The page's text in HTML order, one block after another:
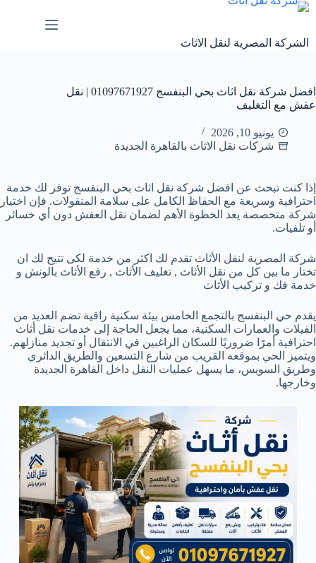
التجاوز
الشركة المصرية لنقل الاثاث
افضل شركة نقل اثاث بحي البنفسج 01097671927 | نقل
عفش مع التغليف
يونيو 10, 2026
شركات نقل الاثاث بالقاهرة الجديدة
إذا كنت تبحث عن افضل شركة نقل اثاث بحي البنفسج توفر لك خدمة
احترافية وسريعة مع الحفاظ الكامل على سلامة المنقولات. فإن اختيار
شركة متخصصة يعد الخطوة الأهم لضمان نقل العفش دون أي خسائر
أو تلفيات.
شركة المصرية لنقل الأثاث تقدم لك اكثر من خدمة لكى تتيح لك ان
تختار ما بين كل من نقل الأثاث , تغليف الأثاث , رفع الأثاث بالونش و
خدمة فك و تركيب الأثاث
يقدم حي البنفسج بالتجمع الخامس بيئة سكنية راقية تضم العديد من
الفيلات والعمارات السكنية، مما يجعل الحاجة إلى خدمات نقل أثاث
احترافية أمرًا ضروريًا للسكان الراغبين في الانتقال أو تجديد منازلهم.
ويتميز الحي بموقعه القريب من شارع التسعين والطريق الدائري
وطريق السويس، ما يسهل عمليات النقل داخل القاهرة الجديدة
وخارجها.